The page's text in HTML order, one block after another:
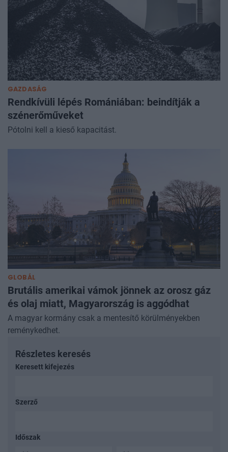
GAZDASÁG
Rendkívüli lépés Romániában: beindítják a
szénerőműveket
Pótolni kell a kieső kapacitást.
GLOBÁL
Brutális amerikai vámok jönnek az orosz gáz
és olaj miatt, Magyarország is aggódhat
A magyar kormány csak a mentesítő körülményekben
reménykedhet.
Részletes keresés
Keresett kifejezés
Szerző
Időszak